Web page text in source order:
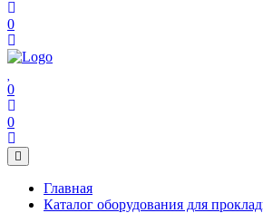
0
0
0
Главная
Каталог оборудования для